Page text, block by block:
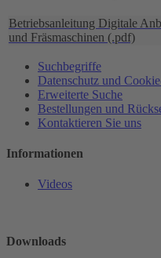
Betriebsanleitung Digitale
und Fräsmaschinen (.pdf)
Suchbegriffe
Datenschutz und
Erweiterte Suche
Bestellungen und
Kontaktieren Sie uns
Informationen
Videos
Downloads